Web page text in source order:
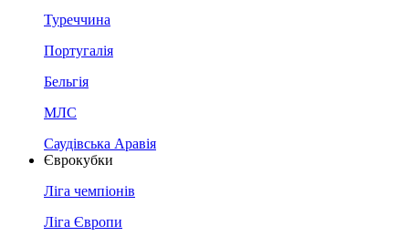
Туреччина
Португалія
Бельгія
МЛС
Саудівська Аравія
Єврокубки
Ліга чемпіонів
Ліга Європи